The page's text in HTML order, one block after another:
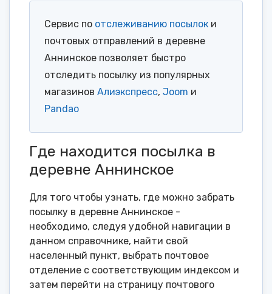
Сервис по отслеживанию посылок и
почтовых отправлений в деревне
Аннинское позволяет быстро
отследить посылку из популярных
магазинов Алиэкспресс, Joom и
Pandao
Где находится посылка в
деревне Аннинское
Для того чтобы узнать, где можно забрать
посылку в деревне Аннинское -
необходимо, следуя удобной навигации в
данном справочнике, найти свой
населенный пункт, выбрать почтовое
отделение с соответствующим индексом и
затем перейти на страницу почтового